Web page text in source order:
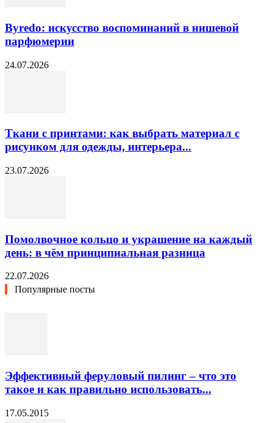
Byredo: искусство воспоминаний в нишевой
парфюмерии
24.07.2026
Ткани с принтами: как выбрать материал с
рисунком для одежды, интерьера...
23.07.2026
Помолвочное кольцо и украшение на каждый
день: в чём принципиальная разница
22.07.2026
Популярные посты
Эффективный феруловый пилинг – что это
такое и как правильно использовать...
17.05.2015